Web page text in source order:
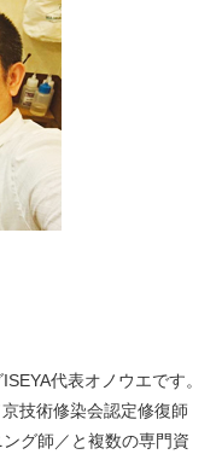
代表オノウエです。
技術修染会認定修復師
グ師／と複数の専門資